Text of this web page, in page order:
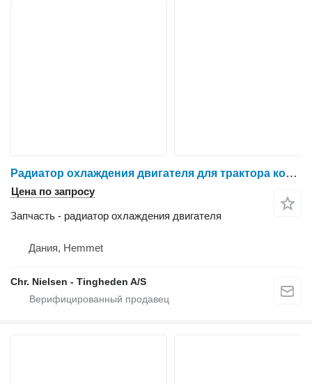
Радиатор охлаждения двигателя для трактора колесного Massey Ferguson 6465
Цена по запросу
Запчасть - радиатор охлаждения двигателя
Дания, Hemmet
Chr. Nielsen - Tingheden A/S